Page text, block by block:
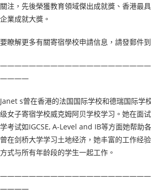
關注，先後榮獲教育領域傑出成就獎、香港最
企業成就大獎。
要瞭解更多有關寄宿學校申請信息，請發郵件
————
Janet s曾在香港的法国国际学校和德瑞国际学
级女子寄宿学校威克姆阿贝学校学习。她在面
学考试如IGCSE, A-Level and IB等方面她帮助
曾在剑桥大学学习土地经济，她丰富的工作经
方式与所有年龄段的学生一起工作。